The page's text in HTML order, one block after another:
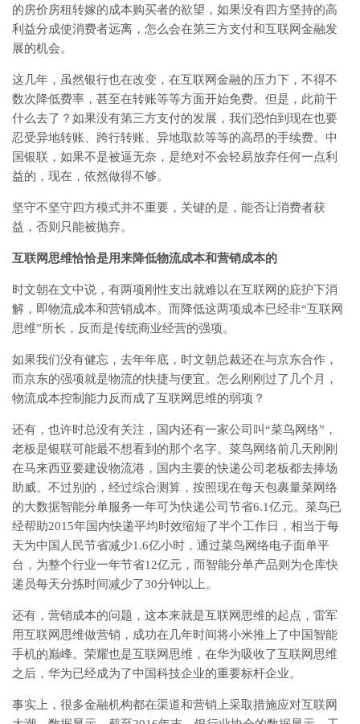
的房价房租转嫁的成本购买者的欲望，如果没有四方坚持的高
利益分成使消费者远离，怎么会在第三方支付和互联网金融发
展的机会。
这几年，虽然银行也在改变，在互联网金融的压力下，不得不
数次降低费率，甚至在转账等等方面开始免费。但是，此前干
什么去了？如果没有第三方支付的发展，我们恐怕到现在也要
忍受异地转账、跨行转账、异地取款等等的高昂的手续费。中
国银联，如果不是被逼无奈，是绝对不会轻易放弃任何一点利
益的，现在，依然做得不够。
坚守不坚守四方模式并不重要，关键的是，能否让消费者获
益，否则只能被抛弃。
互联网思维恰恰是用来降低物流成本和营销成本的
时文朝在文中说，有两项刚性支出就难以在互联网的庇护下消
解，即物流成本和营销成本。而降低这两项成本已经非“互联网
思维”所长，反而是传统商业经营的强项。
如果我们没有健忘，去年年底，时文朝总裁还在与京东合作，
而京东的强项就是物流的快捷与便宜。怎么刚刚过了几个月，
物流成本控制能力反而成了互联网思维的弱项？
还有，也许时总没有关注，国内还有一家公司叫“菜鸟网络”，
老板是银联可能最不想看到的那个名字。菜鸟网络前几天刚刚
在马来西亚要建设物流港，国内主要的快递公司老板都去捧场
助威。不过别的，经过综合测算，按照现在每天包裹量菜网络
的大数据智能分单服务一年可为快递公司节省6.1亿元。菜鸟已
经帮助2015年国内快递平均时效缩短了半个工作日，相当于每
天为中国人民节省减少1.6亿小时，通过菜鸟网络电子面单平
台，为整个行业一年节省12亿元，而智能分单产品则为仓库快
递员每天分拣时间减少了30分钟以上。
还有，营销成本的问题，这本来就是互联网思维的起点，雷军
用互联网思维做营销，成功在几年时间将小米推上了中国智能
手机的巅峰。荣耀也是互联网思维，在华为吸收了互联网思维
之后，华为已经成为了中国科技企业的重要标杆企业。
事实上，很多金融机构都在渠道和营销上采取措施应对互联网